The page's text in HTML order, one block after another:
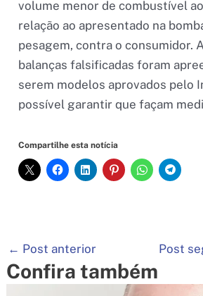
volume menor de combustível
relação ao apresentado na
pesagem, contra o consumidor.
balanças falsificadas foram
serem modelos aprovados pelo
possível garantir que façam
Compartilhe esta notícia
← Post anterior Post
Confira também